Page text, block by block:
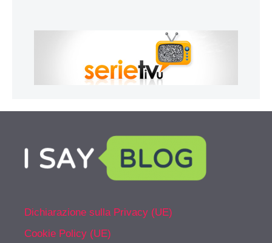
Dichiarazione sulla Privacy (UE)
Cookie Policy (UE)